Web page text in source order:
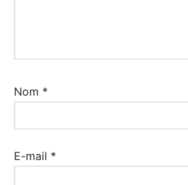
Nom *
E-mail *